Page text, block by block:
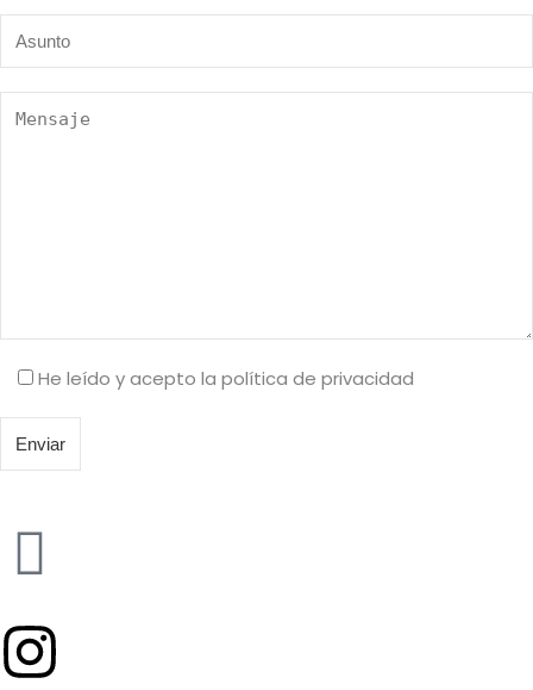
He leído y acepto la política de privacidad